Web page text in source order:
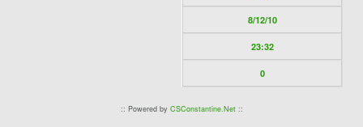
8/12/10
23:32
0
:: Powered by CSConstantine.Net::